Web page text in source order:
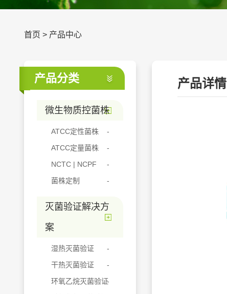
首页 > 产品中心
产品分类
微生物质控菌株
ATCC定性菌株
ATCC定量菌株
NCTC | NCPF
菌株定制
灭菌验证解决方
案
湿热灭菌验证
干热灭菌验证
环氧乙烷灭菌验证
产品详情